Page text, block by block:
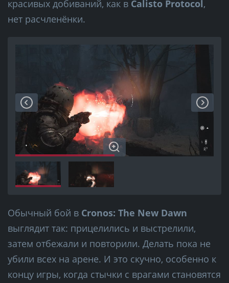
красивых добиваний, как в Calisto Protocol,
нет расчленёнки.
Обычный бой в Cronos: The New Dawn
выглядит так: прицелились и выстрелили,
затем отбежали и повторили. Делать пока не
убили всех на арене. И это скучно, особенно к
концу игры, когда стычки с врагами становятся